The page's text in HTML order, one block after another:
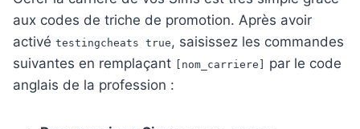
aux codes de triche de promotion. Après avoir
activé testingcheats true , saisissez les commandes
suivantes en remplaçant [nom_carriere]
par le code
anglais de la profession :